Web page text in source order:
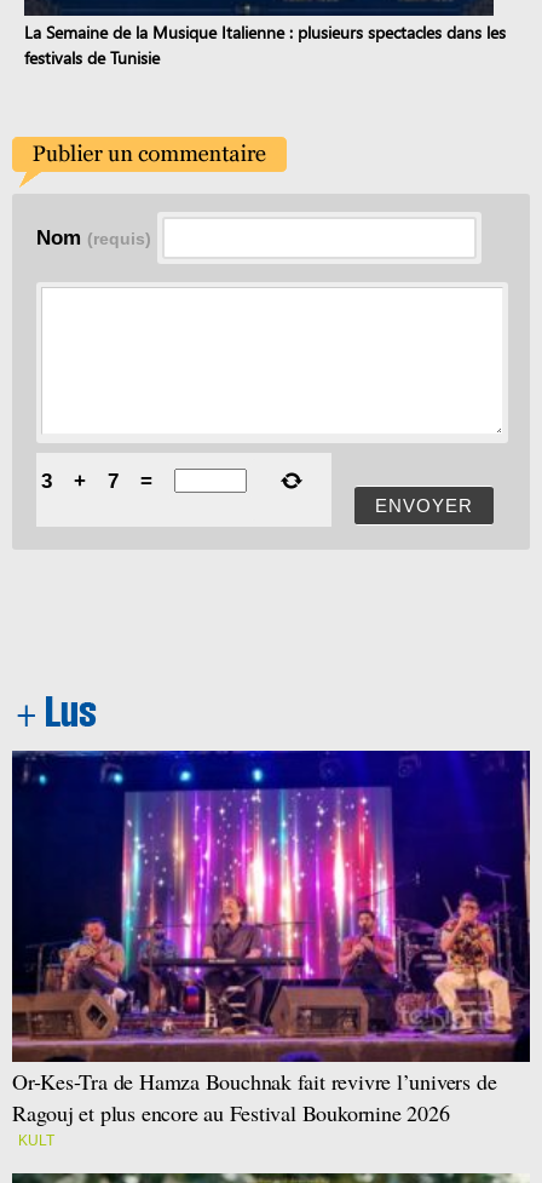
La Semaine de la Musique Italienne : plusieurs spectacles dans les
festivals de Tunisie
Nom (requis)
ENVOYER
3 + 7 =
Or-Kes-Tra de Hamza Bouchnak fait revivre l’univers de
Ragouj et plus encore au Festival Boukornine 2026
KULT